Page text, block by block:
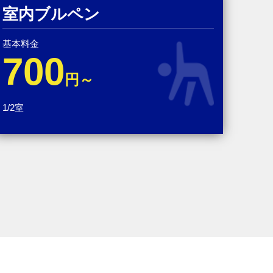
室内ブルペン
基本料金
700 円～
1/2室